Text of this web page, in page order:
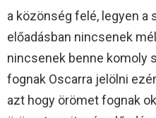
a közönség felé, legyen a
előadásban nincsenek
nincsenek benne komoly
fognak Oscarra jelölni
azt hogy örömet fognak